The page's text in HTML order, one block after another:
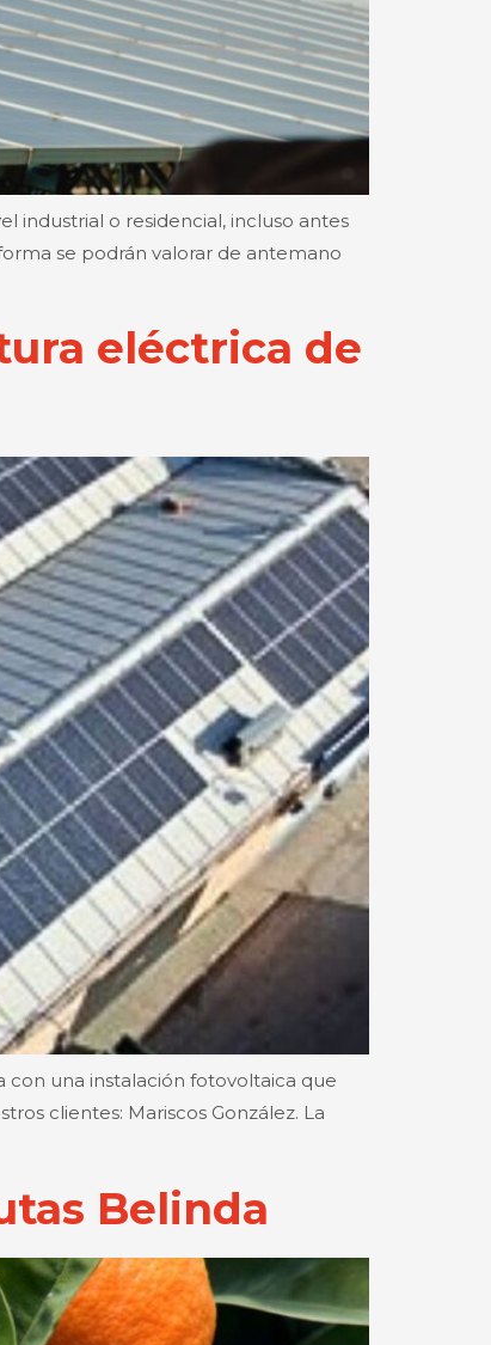
industrial o residencial, incluso antes
se podrán valorar de antemano
eléctrica de
una instalación fotovoltaica que
clientes: Mariscos González. La
Belinda